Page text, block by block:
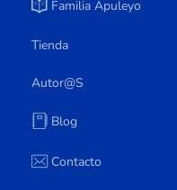
Familia Apuleyo
Tienda
Autor@s
Blog
Contacto